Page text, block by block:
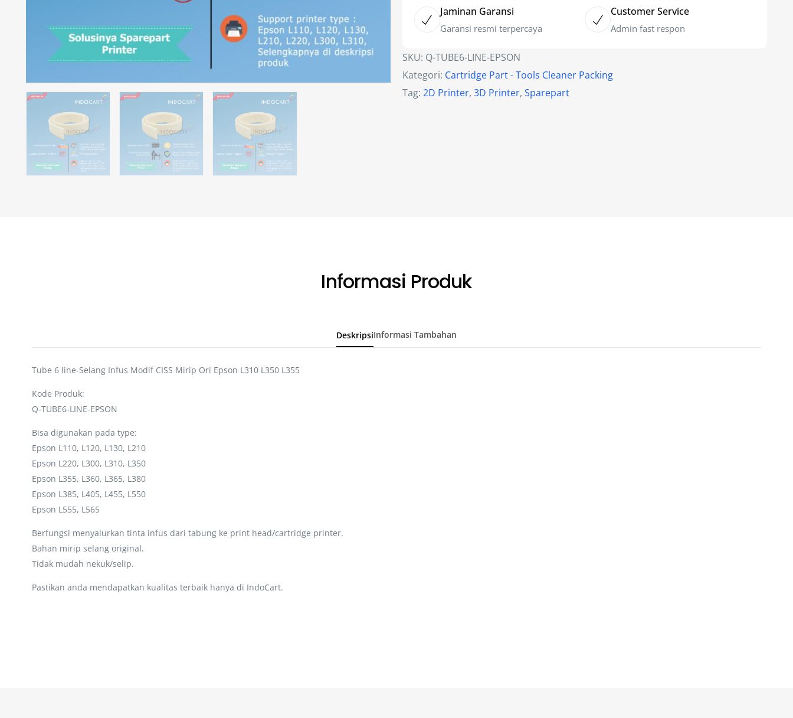
Jaminan Garansi
Garansi resmi terpercaya
Customer Service
Admin fast respon
SKU: Q-TUBE6-LINE-EPSON
Kategori: Cartridge Part - Tools Cleaner Packing
Tag: 2D Printer, 3D Printer, Sparepart
Informasi Produk
DeskripsiInformasi Tambahan
Tube 6 line-Selang Infus Modif CISS Mirip Ori Epson L310 L350 L355
Kode Produk:
Q-TUBE6-LINE-EPSON
Bisa digunakan pada type:
Epson L110, L120, L130, L210
Epson L220, L300, L310, L350
Epson L355, L360, L365, L380
Epson L385, L405, L455, L550
Epson L555, L565
Berfungsi menyalurkan tinta infus dari tabung ke print head/cartridge printer.
Bahan mirip selang original.
Tidak mudah nekuk/selip.
Pastikan anda mendapatkan kualitas terbaik hanya di IndoCart.